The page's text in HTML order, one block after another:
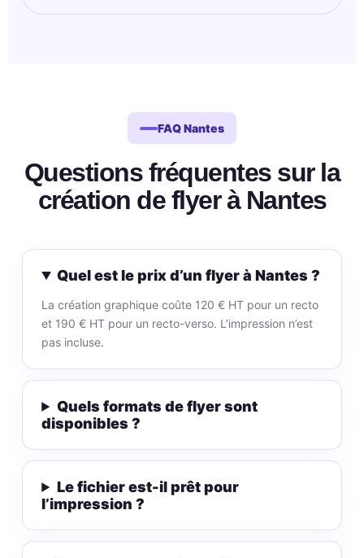
FAQ Nantes
Questions fréquentes sur la
création de flyer à Nantes
Quel est le prix d’un flyer à Nantes ?
La création graphique coûte 120 € HT pour un recto
et 190 € HT pour un recto-verso. L’impression n’est
pas incluse.
Quels formats de flyer sont
disponibles ?
Le fichier est-il prêt pour
l’impression ?